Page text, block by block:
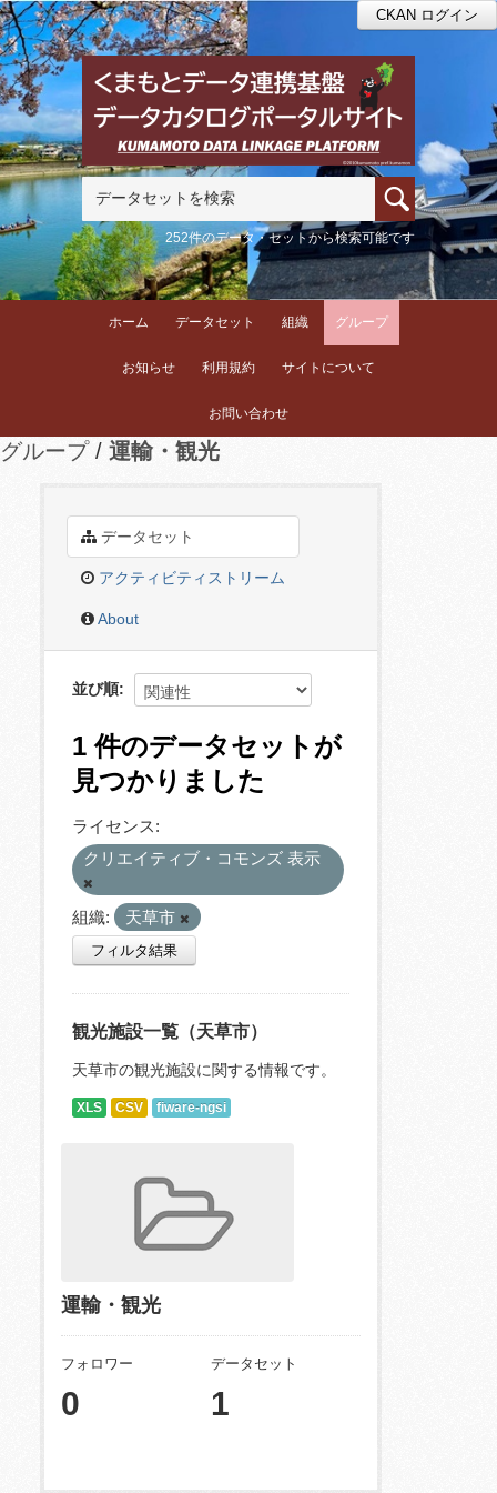
CKAN ログイン
252件のデータ・セットから検索可能です
ホーム データセット 組織 グループ
お知らせ 利用規約 サイトについて
お問い合わせ
グループ 運輸・観光
データセット
アクティビティストリーム
About
並び順
1 件のデータセットが
見つかりました
ライセンス:
クリエイティブ・コモンズ 表示
組織: 天草市
フィルタ結果
観光施設一覧（天草市）
天草市の観光施設に関する情報です。
XLS CSV fiware-ngsi
運輸・観光
フォロワー
0
データセット
1